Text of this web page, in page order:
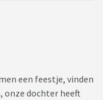
een feestje, vinden
onze dochter heeft